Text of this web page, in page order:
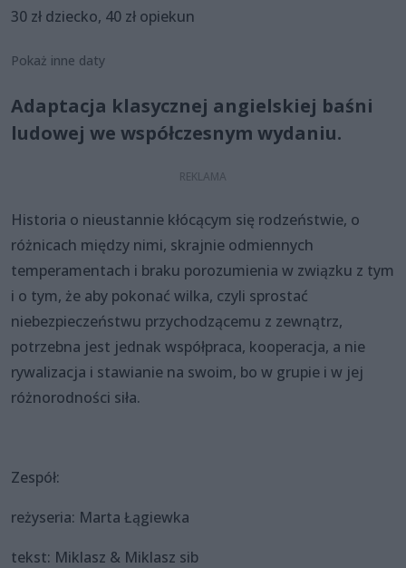
30 zł dziecko, 40 zł opiekun
Pokaż inne daty
Adaptacja klasycznej angielskiej baśni
ludowej we współczesnym wydaniu.
Historia o nieustannie kłócącym się rodzeństwie, o
różnicach między nimi, skrajnie odmiennych
temperamentach i braku porozumienia w związku z tym
i o tym, że aby pokonać wilka, czyli sprostać
niebezpieczeństwu przychodzącemu z zewnątrz,
potrzebna jest jednak współpraca, kooperacja, a nie
rywalizacja i stawianie na swoim, bo w grupie i w jej
różnorodności siła.
Zespół:
reżyseria: Marta Łągiewka
tekst: Miklasz & Miklasz sib